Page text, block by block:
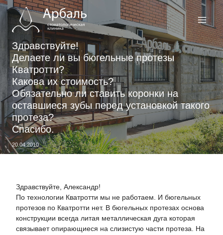
Перейти
содержимому
Здравствуйте!
Делаете ли вы бюгельные протезы
Кватротти?
Какова их стоимость?
Обязательно ли ставить коронки на
оставшиеся зубы перед установкой такого
протеза?
Спасибо.
20.04.2010
Здравствуйте, Александр!
По технологии Кватротти мы не работаем. И бюгельных
протезов по Кватротти нет. В бюгельных протезах основа
конструкции всегда литая металлическая дуга которая
связывает опирающиеся на слизистую части протеза. На